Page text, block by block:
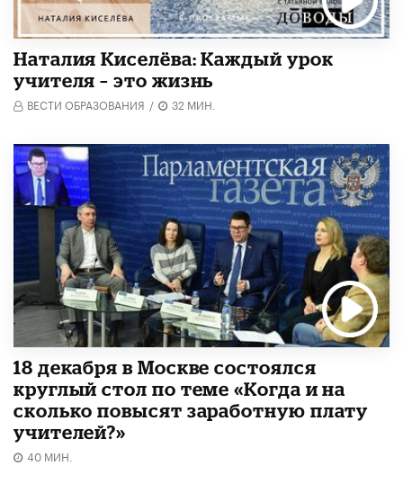
Наталия Киселёва: Каждый урок
учителя – это жизнь
ВЕСТИ ОБРАЗОВАНИЯ / 32 МИН.
18 декабря в Москве состоялся
круглый стол по теме «Когда и на
сколько повысят заработную плату
учителей?»
40 МИН.